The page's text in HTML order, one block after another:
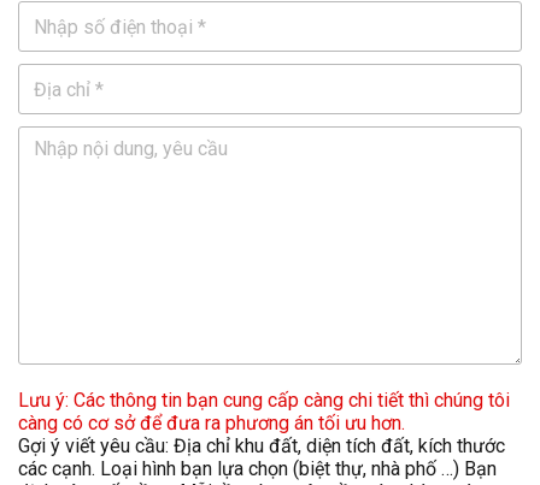
Lưu ý: Các thông tin bạn cung cấp càng chi tiết thì chúng tôi
càng có cơ sở để đưa ra phương án tối ưu hơn.
Gợi ý viết yêu cầu: Địa chỉ khu đất, diện tích đất, kích thước
các cạnh. Loại hình bạn lựa chọn (biệt thự, nhà phố …) Bạn